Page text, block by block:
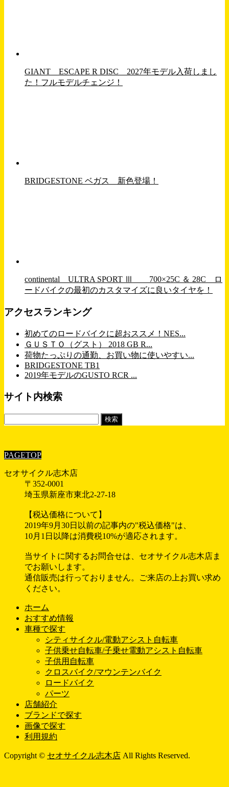
GIANT ESCAPE R DISC 2027年モデル入荷しまし
た！フルモデルチェンジ！
BRIDGESTONE ベガス 新色登場！
continental ULTRA SPORT Ⅲ 700×25C ＆ 28C ロ
ードバイクの最初のカスタマイズに良いタイヤを！
アクセスランキング
初めてのロードバイクに超おススメ！NES...
ＧＵＳＴＯ（グスト） 2018 GB R...
荷物たっぷりの通勤、お買い物に使いやすい...
BRIDGESTONE TB1
2019年モデルのGUSTO RCR ...
サイト内検索
索:
PAGETOP
セオサイクル志木店
〒352-0001
埼玉県新座市東北2-27-18
【税込価格について】
2019年9月30日以前の記事内の"税込価格"は、
10月1日以降は消費税10%が適応されます。
当サイトに関するお問合せは、セオサイクル志木店ま
でお願いします。
通信販売は行っておりません。ご来店の上お買い求め
ください。
ホーム
おすすめ情報
車種で探す
シティサイクル/電動アシスト自転車
子供乗せ自転車/子乗せ電動アシスト自転車
子供用自転車
クロスバイク/マウンテンバイク
ロードバイク
パーツ
店舗紹介
ブランドで探す
画像で探す
利用規約
Copyright © セオサイクル志木店 All Rights Reserved.